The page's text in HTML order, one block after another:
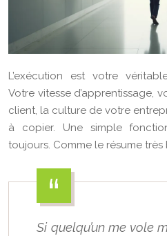
L’exécution est votre
Votre vitesse d’apprentissage,
client, la culture de votre
à copier. Une simple
toujours. Comme le résume
Si quelqu’un me vole